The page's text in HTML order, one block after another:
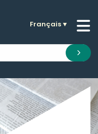
Français▼